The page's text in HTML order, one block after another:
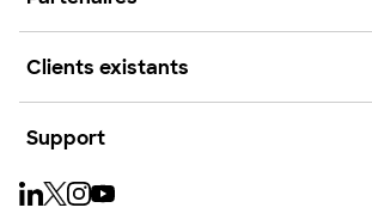
Clients existants
Support